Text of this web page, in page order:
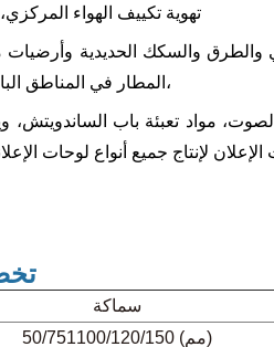
تهوية تكييف الهواء
والطرق والسكك الحديدية وأرضيات
المطار في المناطق الباردة،
مواد تعبئة باب الساندويتش،
سماكة
50/751100/120/150 (مم)